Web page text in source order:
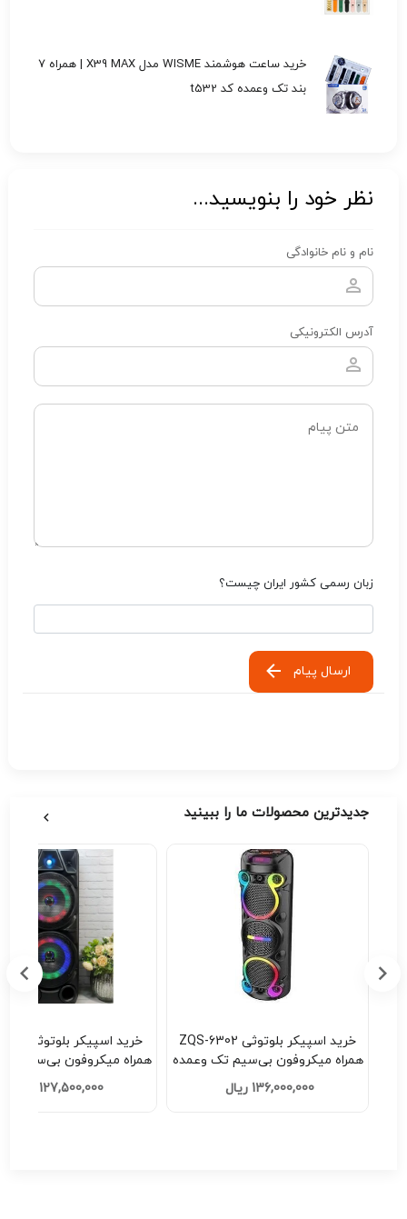
خرید ساعت هوشمند WISME مدل X39 MAX | همراه 7
بند تک وعمده کد t532
نظر خود را بنویسید...
نام و نام خانوادگی
آدرس الکترونیکی
زبان رسمی کشور ایران چیست؟
ارسال پیام
جدیدترین محصولات ما را ببینید
خرید اسپیکر بلوتوثی ZQS-8210
همراه میکروفون بی‌سیم تک وعمده
127,500,000 ریال
X53 Ultra تک وعمده کد E521
26,350,000 ریال